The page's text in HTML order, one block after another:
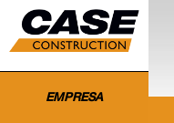
EMPRESA